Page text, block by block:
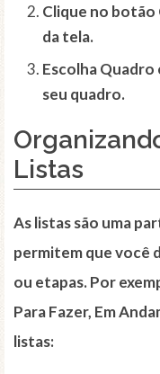
Clique no botão
da tela.
EscolhaQuadro
seu quadro.
Listas
Aslistassão uma
permitem que você
ou etapas. Por
Para Fazer, Em
listas: